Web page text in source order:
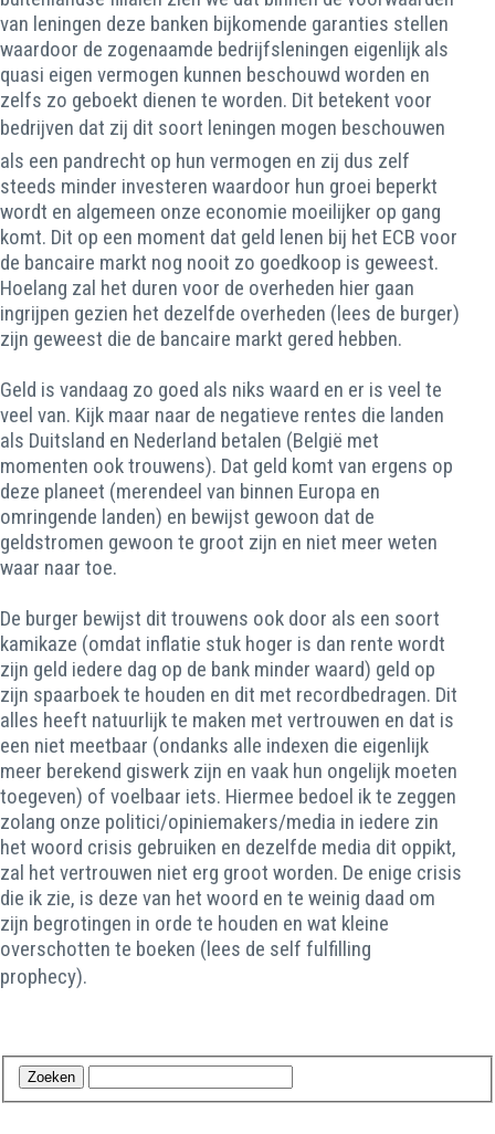
van leningen deze banken bijkomende garanties stellen
waardoor de zogenaamde bedrijfsleningen eigenlijk als
quasi eigen vermogen kunnen beschouwd worden en
zelfs zo geboekt dienen te worden. Dit betekent voor
bedrijven dat zij dit soort leningen mogen beschouwen
als een pandrecht op hun vermogen en zij dus zelf
steeds minder investeren waardoor hun groei beperkt
wordt en algemeen onze economie moeilijker op gang
komt. Dit op een moment dat geld lenen bij het ECB voor
de bancaire markt nog nooit zo goedkoop is geweest.
Hoelang zal het duren voor de overheden hier gaan
ingrijpen gezien het dezelfde overheden (lees de burger)
zijn geweest die de bancaire markt gered hebben.
Geld is vandaag zo goed als niks waard en er is veel te
veel van. Kijk maar naar de negatieve rentes die landen
als Duitsland en Nederland betalen (België met
momenten ook trouwens). Dat geld komt van ergens op
deze planeet (merendeel van binnen Europa en
omringende landen) en bewijst gewoon dat de
geldstromen gewoon te groot zijn en niet meer weten
waar naar toe.
De burger bewijst dit trouwens ook door als een soort
kamikaze (omdat inflatie stuk hoger is dan rente wordt
zijn geld iedere dag op de bank minder waard) geld op
zijn spaarboek te houden en dit met recordbedragen. Dit
alles heeft natuurlijk te maken met vertrouwen en dat is
een niet meetbaar (ondanks alle indexen die eigenlijk
meer berekend giswerk zijn en vaak hun ongelijk moeten
toegeven) of voelbaar iets. Hiermee bedoel ik te zeggen
zolang onze politici/opiniemakers/media in iedere zin
het woord crisis gebruiken en dezelfde media dit oppikt,
zal het vertrouwen niet erg groot worden. De enige crisis
die ik zie, is deze van het woord en te weinig daad om
zijn begrotingen in orde te houden en wat kleine
overschotten te boeken (lees de self fulfilling
prophecy).